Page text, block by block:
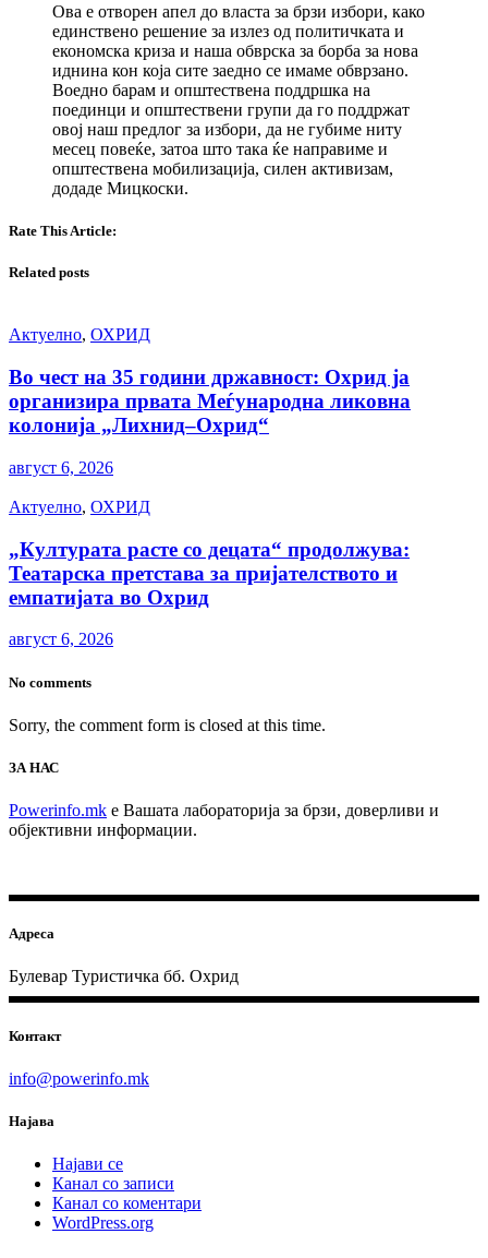
Ова е отворен апел до власта за брзи избори, како
единствено решение за излез од политичката и
економска криза и наша обврска за борба за нова
иднина кон која сите заедно се имаме обврзано.
Воедно барам и општествена поддршка на
поединци и општествени групи да го поддржат
овој наш предлог за избори, да не губиме ниту
месец повеќе, затоа што така ќе направиме и
општествена мобилизација, силен активизам,
додаде Мицкоски.
Rate This Article:
Related posts
Актуелно, ОХРИД
Во чест на 35 години државност: Охрид ја
организира првата Меѓународна ликовна
колонија „Лихнид–Охрид“
август 6, 2026
Актуелно, ОХРИД
„Културата расте со децата“ продолжува:
Театарска претстава за пријателството и
емпатијата во Охрид
август 6, 2026
No comments
Sorry, the comment form is closed at this time.
ЗА НАС
Powerinfo.mk e Вашата лабораторија за брзи, доверливи и
објективни информации.
Адреса
Булевар Туристичка бб. Охрид
Контакт
info@powerinfo.mk
Најава
Најави се
Канал со записи
Канал со коментари
WordPress.org